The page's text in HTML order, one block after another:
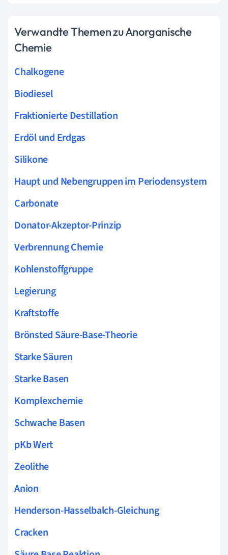
Verwandte Themen zu Anorganische
Chemie
Chalkogene
Biodiesel
Fraktionierte Destillation
Erdöl und Erdgas
Silikone
Haupt und Nebengruppen im Periodensystem
Carbonate
Donator-Akzeptor-Prinzip
Verbrennung Chemie
Kohlenstoffgruppe
Legierung
Kraftstoffe
Brönsted Säure-Base-Theorie
Starke Säuren
Starke Basen
Komplexchemie
Schwache Basen
pKb Wert
Zeolithe
Anion
Henderson-Hasselbalch-Gleichung
Cracken